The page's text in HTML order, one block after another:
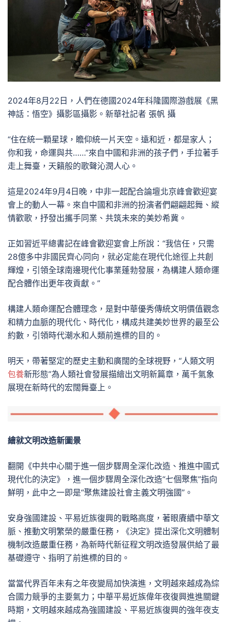
2024年8月22日，人們在德國2024年科隆國際游戲展《黑
神話：悟空》攝影區攝影。新華社記者 張帆 攝
“住在統一顆星球，瞻仰統一片天空。遠和近，都是家人；
你和我，命運與共……”來自中國和非洲的孩子們，手拉著手
走上舞臺，天籟般的歌聲沁潤人心。
這是2024年9月4日晚，中非一起配合論壇北京峰會歡迎宴
會上的動人一幕。來自中國和非洲的扮演者們翩翩起舞、縱
情歡歌，抒發出攜手同業、共筑未來的美妙希冀。
正如習近平總書記在峰會歡迎宴會上所說：“我信任，只需
28億多中非國民齊心同向，就必定能在現代化途徑上共創
輝煌，引領全球南邊現代化事業蓬勃發展，為構建人類命運
配合體作出更年夜貢獻。”
構建人類命運配合體理念，是對中華優秀傳統文明價值觀念
和精力血脈的現代化、時代化，構成共建美妙世界的最至公
約數，引領時代潮水和人類前進標的目的。
明天，帶著堅定的歷史主動和廣闊的全球視野，“人類文明
包養新形態”為人類社會發展描繪出文明新篇章，萬千氣象
展現在新時代的宏闊舞臺上。
繪就文明改造新圖景
翻開《中共中心關于進一個步驟周全深化改造、推進中國式
現代化的決定》，進一個步驟周全深化改造“七個聚焦”指向
鮮明，此中之一即是“聚焦建設社會主義文明強國”。
安身強國建設、平易近族復興的戰略高度，著眼賡續中華文
脈、推動文明繁榮的嚴重任務，《決定》提出深化文明體制
機制改造嚴重任務，為新時代新征程文明改造發展供給了最
基礎遵守、指明了前進標的目的。
當當代界百年未有之年夜變局加快演進，文明越來越成為綜
合國力競爭的主要氣力；中華平易近族偉年夜復興進進關鍵
時期，文明越來越成為強國建設、平易近族復興的強年夜支